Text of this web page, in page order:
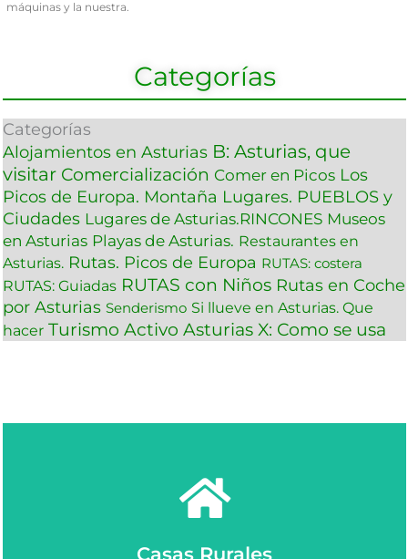
máquinas y la nuestra.
Categorías
Categorías
Alojamientos en Asturias B: Asturias, que
visitar Comercialización Comer en Picos Los
Picos de Europa. Montaña Lugares. PUEBLOS y
Ciudades Lugares de Asturias.RINCONES Museos
en Asturias Playas de Asturias. Restaurantes en
Asturias. Rutas. Picos de Europa RUTAS: costera
RUTAS: Guiadas RUTAS con Niños Rutas en Coche
por Asturias Senderismo Si llueve en Asturias. Que
hacer Turismo Activo Asturias X: Como se usa
Casas Rurales
Ver más